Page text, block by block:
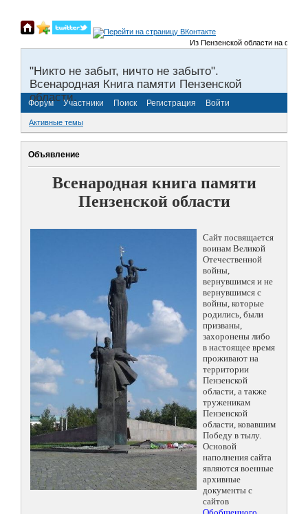
Из Пензенской области на
"Никто не забыт, ничто не забыто".
Всенародная Книга памяти Пензенской
области.
Форум Участники Поиск Регистрация Войти
Активные темы
Объявление
Всенародная книга памяти
Пензенской области
Сайт посвящается
воинам Великой
Отечественной
войны,
вернувшимся и не
вернувшимся с
войны, которые
родились, были
призваны,
захоронены либо
в настоящее время
проживают на
территории
Пензенской
области, а также
труженикам
Пензенской
области, ковавшим
Победу в тылу.
Основой
наполнения сайта
являются военные
архивные
документы с
сайтов